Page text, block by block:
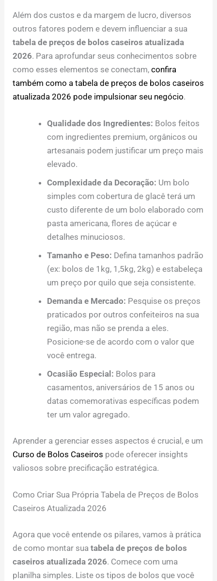
Além dos custos e da margem de lucro, diversos
outros fatores podem e devem influenciar a sua
tabela de preços de bolos caseiros atualizada
2026. Para aprofundar seus conhecimentos sobre
como esses elementos se conectam,confira
também como a tabela de preços de bolos caseiros
atualizada 2026 pode impulsionar seu negócio.
Qualidade dos Ingredientes: Bolos feitos
com ingredientes premium, orgânicos ou
artesanais podem justificar um preço mais
elevado.
Complexidade da Decoração: Um bolo
simples com cobertura de glacê terá um
custo diferente de um bolo elaborado com
pasta americana, flores de açúcar e
detalhes minuciosos.
Tamanho e Peso: Defina tamanhos padrão
(ex: bolos de 1kg, 1,5kg, 2kg) e estabeleça
um preço por quilo que seja consistente.
Demanda e Mercado: Pesquise os preços
praticados por outros confeiteiros na sua
região, mas não se prenda a eles.
Posicione-se de acordo com o valor que
você entrega.
Ocasião Especial: Bolos para
casamentos, aniversários de 15 anos ou
datas comemorativas específicas podem
ter um valor agregado.
Aprender a gerenciar esses aspectos é crucial, e um
Curso de Bolos Caseiros pode oferecer insights
valiosos sobre precificação estratégica.
Como Criar Sua Própria Tabela de Preços de Bolos
Caseiros Atualizada 2026
Agora que você entende os pilares, vamos à prática
de como montar suatabela de preços de bolos
caseiros atualizada 2026. Comece com uma
planilha simples. Liste os tipos de bolos que você